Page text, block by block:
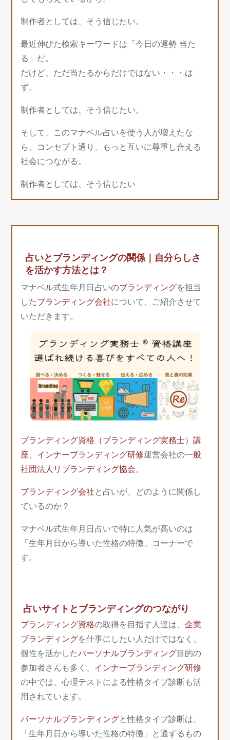
制作者としては、そう信じたい。
最近伸びた検索キーワードは「今日の運勢 当た
る」だ。
だけど、ただ当たるからだけではない・・・は
ず。
制作者としては、そう信じたい。
そして、このマナベル占いを使う人が増えたな
ら、コンセプト通り、もっと互いに尊重し合える
社会につながる。
制作者としては、そう信じたい
占いとブランディングの関係｜自分らしさ
を活かす方法とは？
マナベル式生年月日占いのブランディングを担当
したブランディング会社について、ご紹介させて
いただきます。
ブランディング資格（ブランディング実務士）講
座、 インナーブランディング研修運営会社の一般
社団法人リブランディング協会。
ブランディング会社 と占いが、どのように関係し
ているのか？
マナベル式生年月日占いで特に人気が高いのは
「生年月日から導いた性格の特徴」コーナーで
す。
占いサイトとブランディングのつながり
ブランディング資格の取得を目指す人達は、企業
ブランディングを仕事にしたい人だけではなく、
個性を活かしたパーソナルブランディング目的の
参加者さんも多く、 インナーブランディング研修
の中では、心理テストによる性格タイプ診断も活
用されています。
パーソナルブランディングと性格タイプ診断は、
「生年月日から導いた性格の特徴」と通ずるもの